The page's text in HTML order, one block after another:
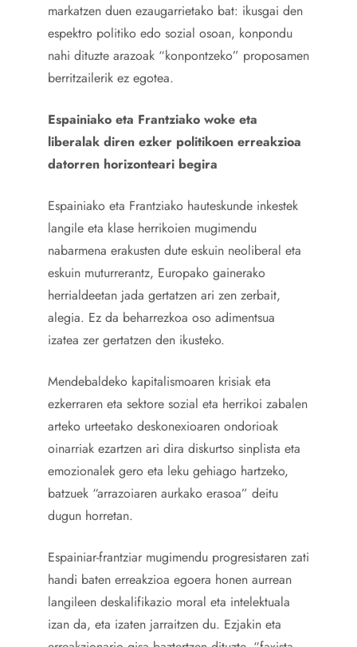
markatzen duen ezaugarrietako bat: ikusgai den
espektro politiko edo sozial osoan, konpondu
nahi dituzte arazoak “konpontzeko” proposamen
berritzailerik ez egotea.
Espainiako eta Frantziako woke eta
liberalak diren ezker politikoen erreakzioa
datorren horizonteari begira
Espainiako eta Frantziako hauteskunde inkestek
langile eta klase herrikoien mugimendu
nabarmena erakusten dute eskuin neoliberal eta
eskuin muturrerantz, Europako gainerako
herrialdeetan jada gertatzen ari zen zerbait,
alegia. Ez da beharrezkoa oso adimentsua
izatea zer gertatzen den ikusteko.
Mendebaldeko kapitalismoaren krisiak eta
ezkerraren eta sektore sozial eta herrikoi zabalen
arteko urteetako deskonexioaren ondorioak
oinarriak ezartzen ari dira diskurtso sinplista eta
emozionalek gero eta leku gehiago hartzeko,
batzuek “arrazoiaren aurkako erasoa” deitu
dugun horretan.
Espainiar-frantziar mugimendu progresistaren zati
handi baten erreakzioa egoera honen aurrean
langileen deskalifikazio moral eta intelektuala
izan da, eta izaten jarraitzen du. Ezjakin eta